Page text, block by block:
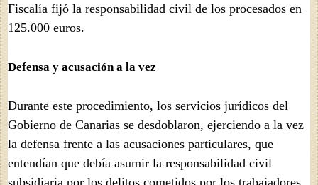
Fiscalía fijó la responsabilidad civil de los procesados en
125.000 euros.
Defensa y acusación a la vez
Durante este procedimiento, los servicios jurídicos del
Gobierno de Canarias se desdoblaron, ejerciendo a la vez
la defensa frente a las acusaciones particulares, que
entendían que debía asumir la responsabilidad civil